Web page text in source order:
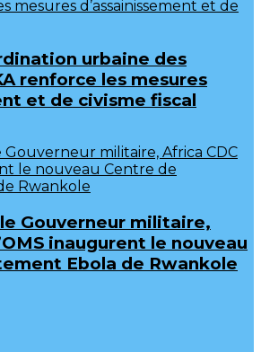
urbaine des
renforce les mesures
et de civisme fiscal
Gouverneur militaire,
inaugurent le nouveau
Ebola de Rwankole